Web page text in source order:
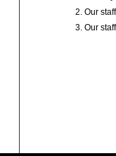
2. Our
3. Our